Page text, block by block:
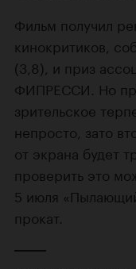
Фильм получил
кинокритиков,
(3,8), и приз
ФИПРЕССИ. Но
зрительское
непросто, зато
от экрана будет
проверить это
5 июля
прокат.